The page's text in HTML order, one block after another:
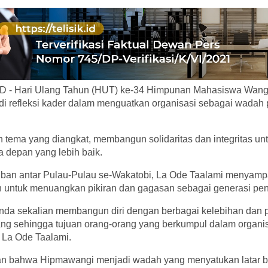
- Hari Ulang Tahun (HUT) ke-34 Himpunan Mahasiswa
refleksi kader dalam menguatkan organisasi sebagai wadah
tema yang diangkat, membangun solidaritas dan integritas
depan yang lebih baik.
antar Pulau-Pulau se-Wakatobi, La Ode Taalami
untuk menuangkan pikiran dan gagasan sebagai generasi
sekalian membangun diri dengan berbagai kelebihan dan
sehingga tujuan orang-orang yang berkumpul dalam
Ode Taalami.
bahwa Hipmawangi menjadi wadah yang menyatukan latar